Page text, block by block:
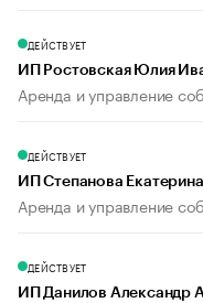
ДЕЙСТВУЕТ
ИП Ростовская Юлия
Аренда и управление
ДЕЙСТВУЕТ
ИП Степанова
Аренда и управление
ДЕЙСТВУЕТ
ИП Данилов Александр